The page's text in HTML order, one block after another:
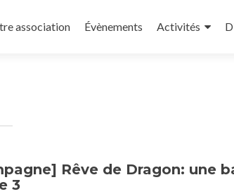
association Évènements Activités
Rêve de Dragon: une
3